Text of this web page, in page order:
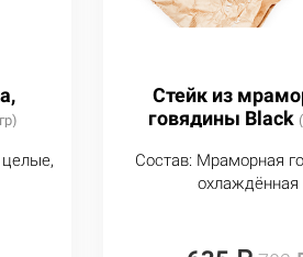
Стейк из
говядины Black
Состав: Мраморная
охлаждённая